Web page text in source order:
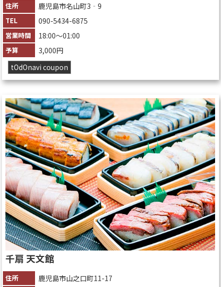
住所 鹿児島市名山町3‐9
TEL 090-5434-6875
営業時間 18:00〜01:00
予算
3,000円
tOdOnavi coupon
千扇 天文館
住所 鹿児島市山之口町11-17